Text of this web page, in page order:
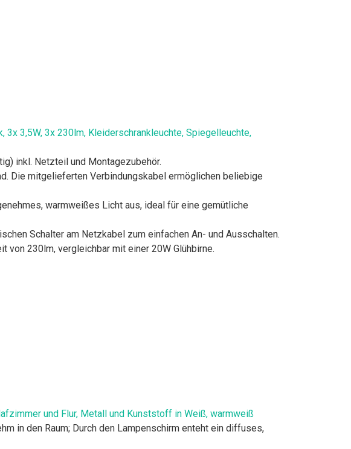
3x 3,5W, 3x 230lm, Kleiderschrankleuchte, Spiegelleuchte,
inkl. Netzteil und Montagezubehör.
Die mitgelieferten Verbindungskabel ermöglichen beliebige
warmweißes Licht aus, ideal für eine gemütliche
Schalter am Netzkabel zum einfachen An- und Ausschalten.
230lm, vergleichbar mit einer 20W Glühbirne.
und Flur, Metall und Kunststoff in Weiß, warmweiß
in den Raum; Durch den Lampenschirm enteht ein diffuses,